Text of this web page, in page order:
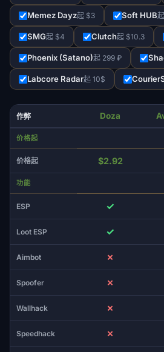
Memez Dayz起 $3 Soft HUB
SMG起 $4 Clutch起 $10.3
Phoenix (Satano)起 299 ₽
Labcore Radar起 10$
作弊 Doza
价格起
价格起 $2.92
功能
ESP ✓
Loot ESP ✓
Aimbot ✗
Spoofer ✗
Wallhack ✗
Speedhack ✗